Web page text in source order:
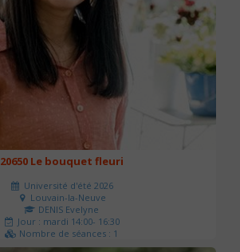
20650 Le bouquet fleuri
Université d'été 2026
Louvain-la-Neuve
DENIS Evelyne
Jour : mardi 14:00- 16:30
Nombre de séances : 1
60 €